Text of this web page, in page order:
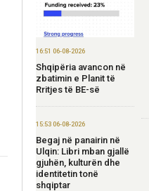
16:51 06-08-2026
Shqipëria avancon në
zbatimin e Planit të
Rritjes të BE-së
15:53 06-08-2026
Begaj në panairin në
Ulqin: Libri mban gjallë
gjuhën, kulturën dhe
identitetin tonë
shqiptar